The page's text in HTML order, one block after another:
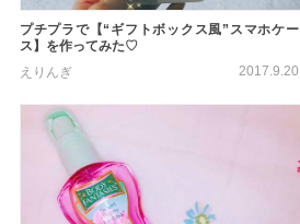
プチプラで【“ギフトボックス風”スマホケー
ス】を作ってみた♡
えりんぎ
2017.9.20